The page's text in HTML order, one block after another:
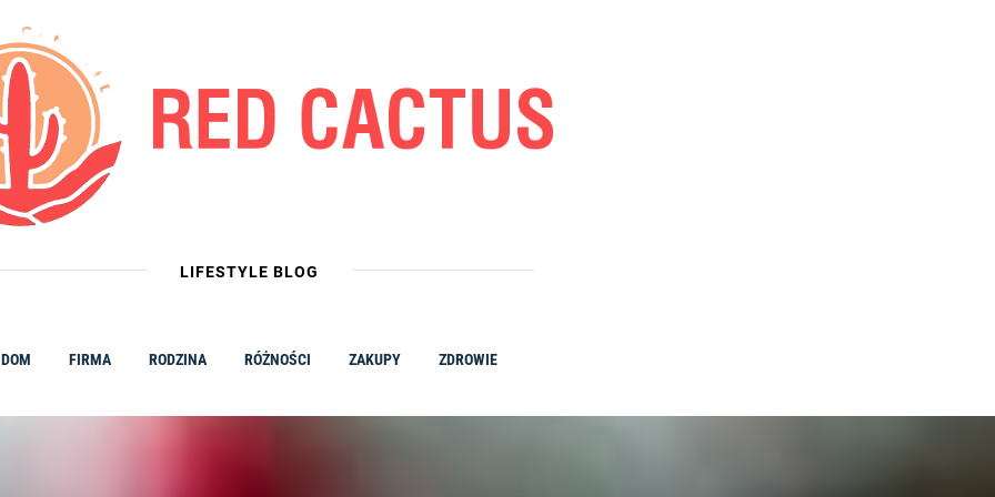
LIFESTYLE BLOG
DOM FIRMA RODZINA RÓŻNOŚCI ZAKUPY ZDROWIE